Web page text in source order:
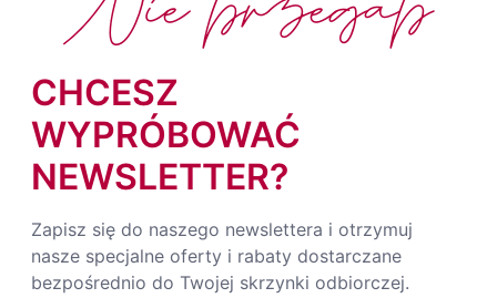
CHCESZ
WYPRÓBOWAĆ
NEWSLETTER?
Zapisz się do naszego newslettera i otrzymuj
nasze specjalne oferty i rabaty dostarczane
bezpośrednio do Twojej skrzynki odbiorczej.